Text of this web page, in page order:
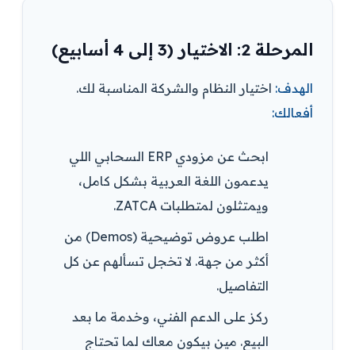
المرحلة 2: الاختيار (3 إلى 4 أسابيع)
الهدف: اختيار النظام والشركة المناسبة لك.
أفعالك:
ابحث عن مزودي ERP السحابي اللي
يدعمون اللغة العربية بشكل كامل،
ويمتثلون لمتطلبات ZATCA.
اطلب عروض توضيحية (Demos) من
أكثر من جهة. لا تخجل تسألهم عن كل
التفاصيل.
ركز على الدعم الفني، وخدمة ما بعد
البيع. مين بيكون معاك لما تحتاج